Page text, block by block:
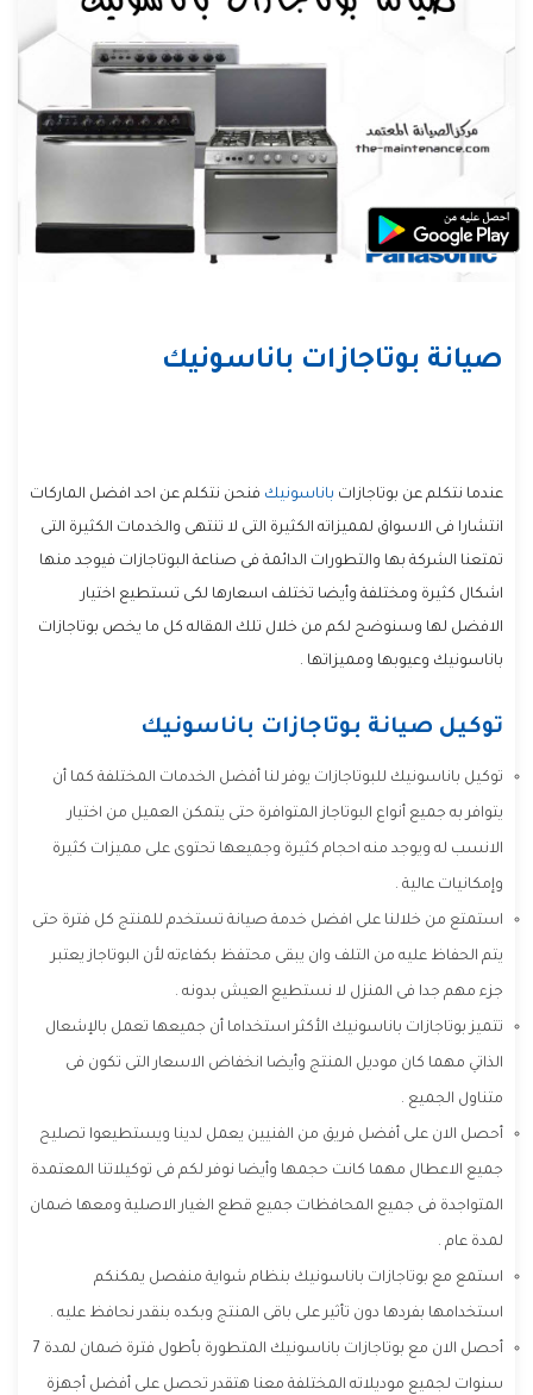
صيانة بوتاجازات باناسونيك
عندما نتكلم عن بوتاجازات باناسونيك فنحن نتكلم عن احد افضل الماركات
انتشارا فى الاسواق لمميزاته الكثيرة التى لا تنتهى والخدمات الكثيرة التى
تمتعنا الشركة بها والتطورات الدائمة فى صناعة البوتاجازات فيوجد منها
اشكال كثيرة ومختلفة وأيضا تختلف اسعارها لكى تستطيع اختيار
الافضل لها وسنوضح لكم من خلال تلك المقاله كل ما يخص بوتاجازات
باناسونيك وعيوبها ومميزاتها .
توكيل صيانة بوتاجازات باناسونيك
توكيل باناسونيك للبوتاجازات يوفر لنا أفضل الخدمات المختلفة كما أن
يتوافر به جميع أنواع البوتاجاز المتوافرة حتى يتمكن العميل من اختيار
الانسب له ويوجد منه احجام كثيرة وجميعها تحتوى على مميزات كثيرة
وإمكانيات عالية .
استمتع من خلالنا على افضل خدمة صيانة تستخدم للمنتج كل فترة حتى
يتم الحفاظ عليه من التلف وان يبقى محتفظ بكفاءته لأن البوتاجاز يعتبر
جزء مهم جدا فى المنزل لا نستطيع العيش بدونه .
تتميز بوتاجازات باناسونيك الأكثر استخداما أن جميعها تعمل بالإشعال
الذاتي مهما كان موديل المنتج وأيضا انخفاض الاسعار التى تكون فى
متناول الجميع .
أحصل الان على أفضل فريق من الفنيين يعمل لدينا ويستطيعوا تصليح
جميع الاعطال مهما كانت حجمها وأيضا نوفر لكم فى توكيلاتنا المعتمدة
المتواجدة فى جميع المحافظات جميع قطع الغيار الاصلية ومعها ضمان
لمدة عام .
استمع مع بوتاجازات باناسونيك بنظام شواية منفصل يمكنكم
استخدامها بفردها دون تأثير على باقى المنتج وبكده بنقدر نحافظ عليه .
أحصل الان مع بوتاجازات باناسونيك المتطورة بأطول فترة ضمان لمدة 7
سنوات لجميع موديلاته المختلفة معنا هتقدر تحصل على أفضل أجهزة